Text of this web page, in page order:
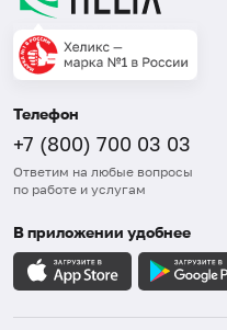
Телефон
+7 (800) 700 03 03
Ответим на любые вопросы
по работе и услугам
В приложении удобнее